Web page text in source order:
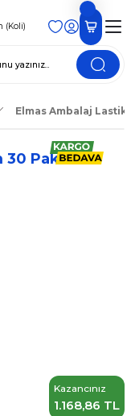
Elmas Ambalaj
30 Paket X
Kazancınız
1.168,86 TL